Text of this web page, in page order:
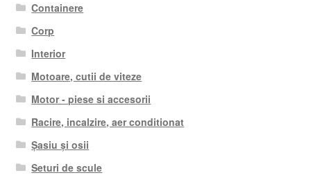
Containere
Corp
Interior
Motoare, cutii de viteze
Motor - piese si accesorii
Racire, incalzire, aer conditionat
Șasiu și osii
Seturi de scule